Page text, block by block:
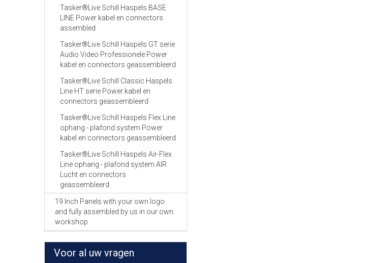
Tasker®Live Schill Haspels BASE
LINE Power kabel en connectors
assembled
Tasker®Live Schill Haspels GT serie
Audio Video Professionele Power
kabel en connectors geassembleerd
Tasker®Live Schill Classic Haspels
Line HT serie Power kabel en
connectors geassembleerd
Tasker®Live Schill Haspels Flex Line
ophang - plafond system Power
kabel en connectors geassembleerd
Tasker®Live Schill Haspels Air-Flex
Line ophang - plafond system AIR
Lucht en connectors
geassembleerd
19 Inch Panels with your own logo
and fully assembled by us in our own
workshop
Voor al uw vragen